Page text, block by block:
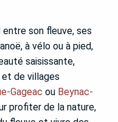
entre son fleuve, ses
à vélo ou à pied,
saisissante,
de villages
Gageac ou Beynac-
profiter de la nature,